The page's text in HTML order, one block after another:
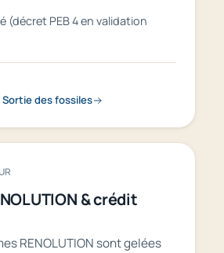
(décret PEB 4 en validation
des fossiles
& crédit
RENOLUTION sont gelées